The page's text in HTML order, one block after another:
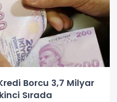
Borcu 3,7 Milyar
Sırada